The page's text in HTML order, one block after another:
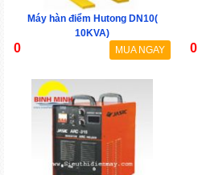
Máy hàn điểm Hutong DN10(
10KVA)
0 MUA NGAY 0